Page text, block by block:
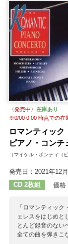
ゾ的なサロン風の
ルカ、マズルカ、
出身のティンヨウ
期待の新人です。
収録作曲家：
リトロフ
〈発売中〉 在庫あり
※0/00 0:00時点での在
ロマンティック
ピアノ・コンチ
［マイケル・ポンティ（
発売日：2021年12
CD 2枚組
価格
「ロマンティッ
ェレスをはじめと
とんど録音のない
全ての曲を弾きこ